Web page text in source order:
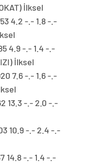
İlksel
4.2 -.- 1.8 -.-
4.9 -.- 1.4 -.-
İlksel
7.6 -.- 1.6 -.-
13.3 -.- 2.0 -.-
10.9 -.- 2.4 -.-
14.8 -.- 1.4 -.-